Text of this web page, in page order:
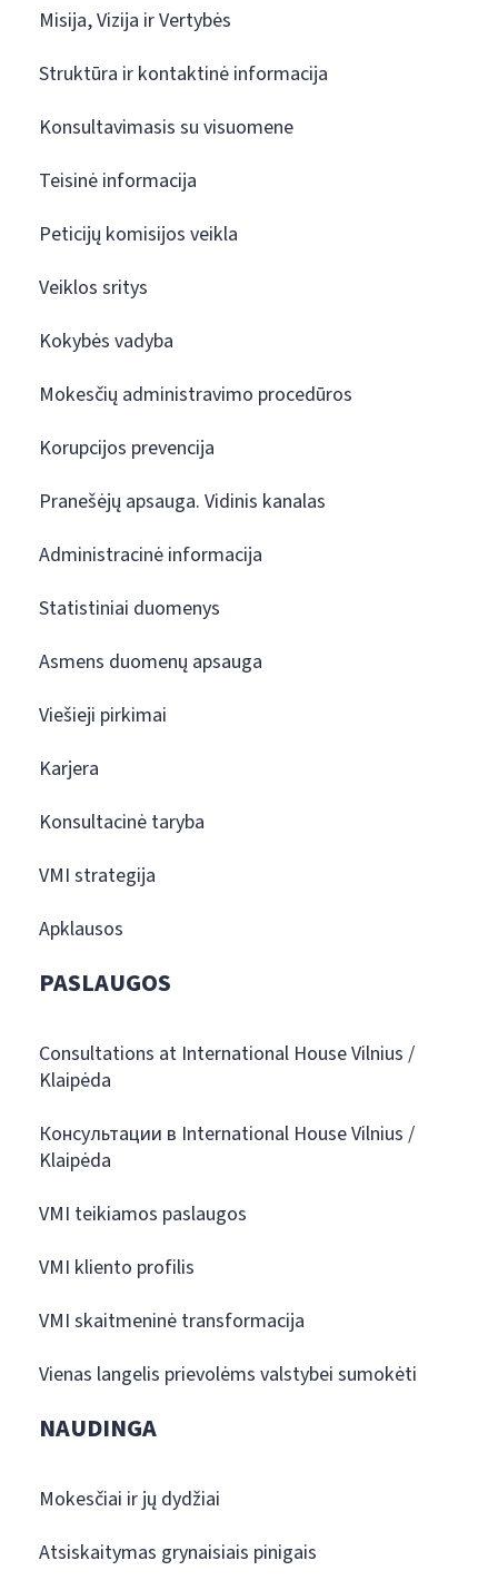
Misija, Vizija ir Vertybės
Struktūra ir kontaktinė informacija
Konsultavimasis su visuomene
Teisinė informacija
Peticijų komisijos veikla
Veiklos sritys
Kokybės vadyba
Mokesčių administravimo procedūros
Korupcijos prevencija
Pranešėjų apsauga. Vidinis kanalas
Administracinė informacija
Statistiniai duomenys
Asmens duomenų apsauga
Viešieji pirkimai
Karjera
Konsultacinė taryba
VMI strategija
Apklausos
PASLAUGOS
Consultations at International House Vilnius /
Klaipėda
Консультации в International House Vilnius /
Klaipėda
VMI teikiamos paslaugos
VMI kliento profilis
VMI skaitmeninė transformacija
Vienas langelis prievolėms valstybei sumokėti
NAUDINGA
Mokesčiai ir jų dydžiai
Atsiskaitymas grynaisiais pinigais